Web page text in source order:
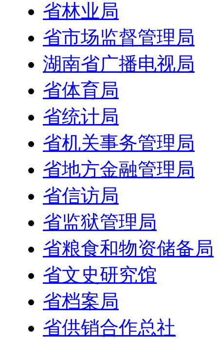
省林业局
省市场监督管理局
湖南省广播电视局
省体育局
省统计局
省机关事务管理局
省地方金融管理局
省信访局
省监狱管理局
省粮食和物资储备局
省文史研究馆
省档案局
省供销合作总社